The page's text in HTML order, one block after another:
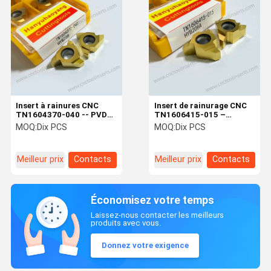
Insert à rainures CNC
TN1604370-040 -- PVD
HYB208 revêtu, pour
matériaux difficiles (à
haute température).
MOQ:Dix PCS
Meilleur prix Contacts
Insert de rainurage CNC
TN1606415-015 –
Revêtement PVD
HYB208A, pour matériaux
haute température).
MOQ:Dix PCS
Meilleur prix Contacts
Économisez votre temps
Laissez-nous contacter les meilleurs
produits avec vous.
Donnez votre exigence